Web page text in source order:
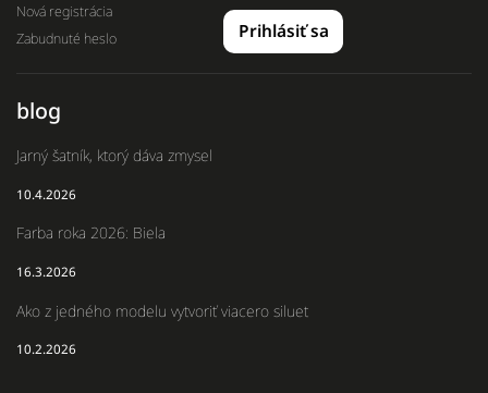
Prihlásiť sa
Nová registrácia
Zabudnuté heslo
blog
Jarný šatník, ktorý dáva zmysel
10.4.2026
Farba roka 2026: Biela
16.3.2026
Ako z jedného modelu vytvoriť viacero siluet
10.2.2026